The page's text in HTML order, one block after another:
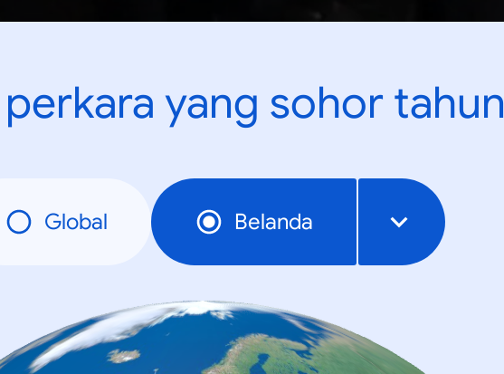
yang sohor tahun
Global Belanda